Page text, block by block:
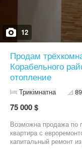
12
Продам
Корабельного
отопление
Трикімнатна
75 000 $
Возможна продажа по
квартира с
капитальный ремонт